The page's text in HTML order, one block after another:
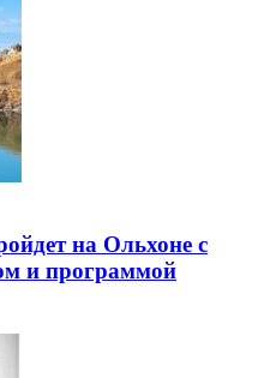
на Ольхоне с
и программой